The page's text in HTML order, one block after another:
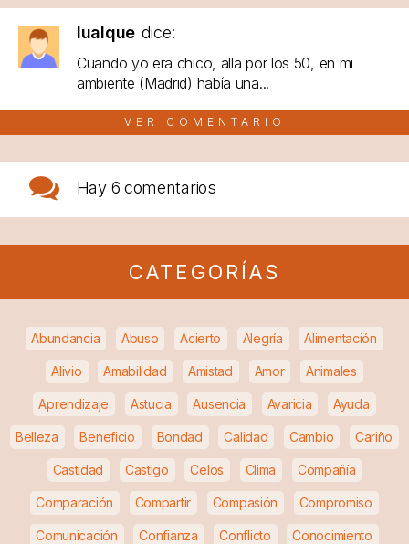
lualque dice:
Cuando yo era chico, alla por los 50, en mi
ambiente (Madrid) había una...
VER COMENTARIO
Hay 6 comentarios
CATEGORÍAS
Abundancia Abuso Acierto Alegría Alimentación
Alivio Amabilidad Amistad Amor Animales
Aprendizaje Astucia Ausencia Avaricia Ayuda
Belleza Beneficio Bondad Calidad Cambio Cariño
Castidad Castigo Celos Clima Compañía
Comparación Compartir Compasión Compromiso
Comunicación Confianza Conflicto Conocimiento